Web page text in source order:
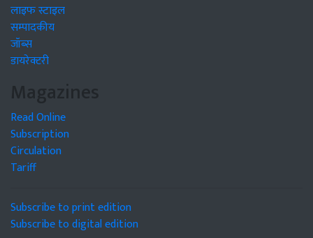
लाइफ स्टाइल
सम्पादकीय
जॉब्स
डायरेक्टरी
Magazines
Read Online
Subscription
Circulation
Tariff
Subscribe to print edition
Subscribe to digital edition